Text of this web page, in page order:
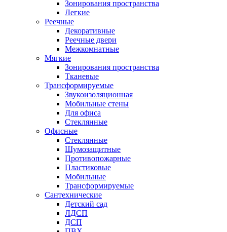
Зонирования пространства
Легкие
Реечные
Декоративные
Реечные двери
Межкомнатные
Мягкие
Зонирования пространства
Тканевые
Трансформируемые
Звукоизоляционная
Мобильные стены
Для офиса
Стеклянные
Офисные
Стеклянные
Шумозащитные
Противопожарные
Пластиковые
Мобильные
Трансформируемые
Сантехнические
Детский сад
ЛДСП
ДСП